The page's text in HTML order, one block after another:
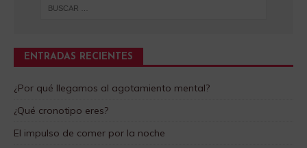
ENTRADAS RECIENTES
¿Por qué llegamos al agotamiento mental?
¿Qué cronotipo eres?
El impulso de comer por la noche